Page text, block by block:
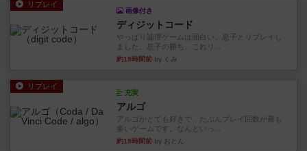
リプレイ
画像付き
ディジットコード
やっぱり論理ゲームは面白い。息子とリプレイし
ました。息子の勝ち。これリ...
約19時間前 by くみ
リプレイ
充実
アルゴ
アルゴがとても好きで、たぶんプレイ回数が最も
多いゲームです。なんといっ...
約19時間前 by おとん